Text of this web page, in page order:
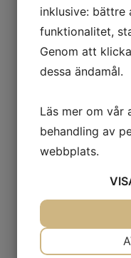
CDC
Condor
inklusive: bättre
funktionalitet,
Genom att
dessa ändamål.
Läs mer om vår
behandling av
webbplats.